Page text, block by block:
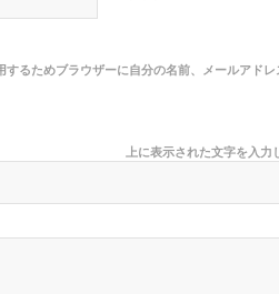
るためブラウザーに自分の名前、メールアドレ
上に表示された文字を入力